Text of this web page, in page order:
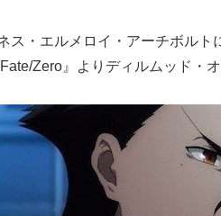
ス・エルメロイ・アーチボルト
Zero』よりディルムッド・